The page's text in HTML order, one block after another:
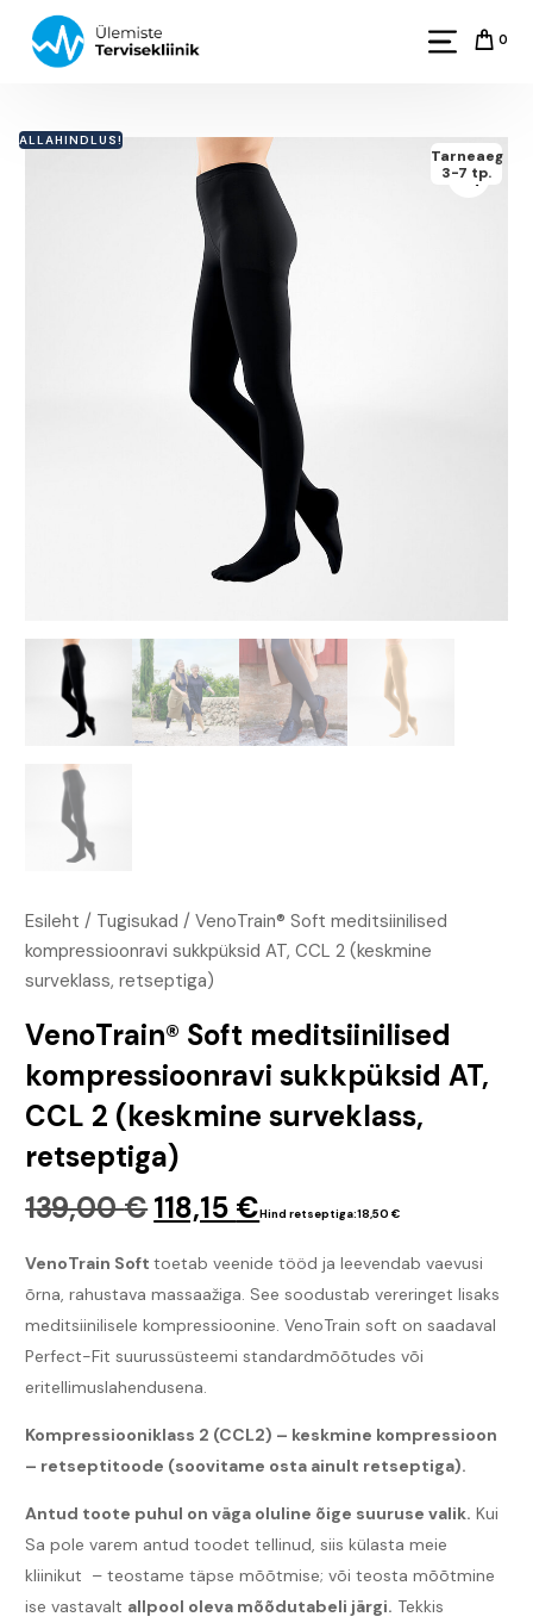
0
ALLAHINDLUS!
Tarneaeg
3-7 tp.
Esileht / Tugisukad / VenoTrain® Soft meditsiinilised
kompressioonravi sukkpüksid AT, CCL 2 (keskmine
surveklass, retseptiga)
VenoTrain® Soft meditsiinilised
kompressioonravi sukkpüksid AT,
CCL 2 (keskmine surveklass,
retseptiga)
139,00€118,15 €Hind retseptiga:18,50€
VenoTrain Softtoetab veenide tööd ja leevendab vaevusi
õrna, rahustava massaažiga. See soodustab vereringet lisaks
meditsiinilisele kompressioonine. VenoTrain soft on saadaval
Perfect-Fit suurussüsteemi standardmõõtudes või
eritellimuslahendusena.
Kompressiooniklass 2 (CCL2) – keskmine kompressioon
– retseptitoode (soovitame osta ainult retseptiga).
Antud toote puhul on väga oluline õige suuruse valik. Kui
Sa pole varem antud toodet tellinud, siis külasta meie
kliinikut – teostame täpse mõõtmise; või teosta mõõtmine
ise vastavalt allpool oleva mõõdutabeli järgi. Tekkis